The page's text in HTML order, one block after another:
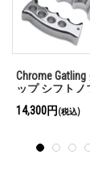
ピストン
ブ
2,860円(税